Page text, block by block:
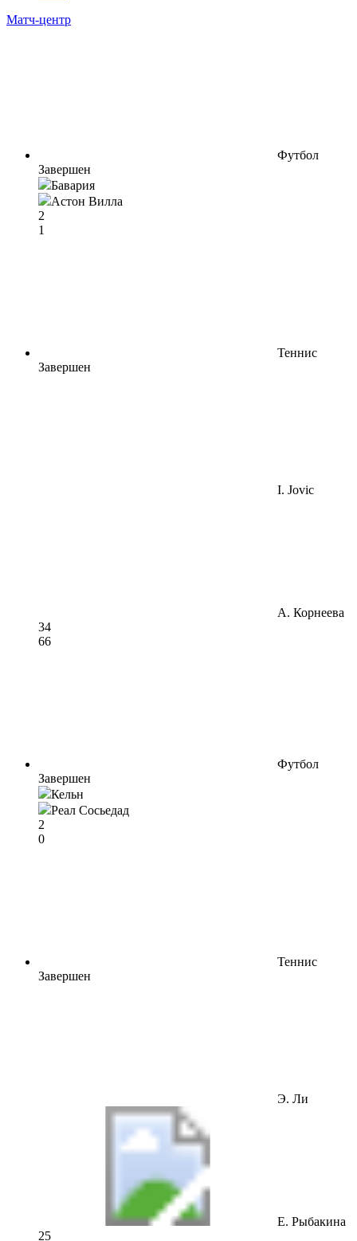
Матч-центр
Футбол
Завершен
Бавария
Астон Вилла
2
1
Теннис
Завершен
I. Jovic
А. Корнеева
34
66
Футбол
Завершен
Кельн
Реал Сосьедад
2
0
Теннис
Завершен
Э. Ли
Е. Рыбакина
25